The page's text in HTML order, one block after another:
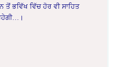
ਤੋਂ ਭਵਿੱਖ ਵਿੱਚ ਹੋਰ ਵੀ ਸਾਹਿਤ